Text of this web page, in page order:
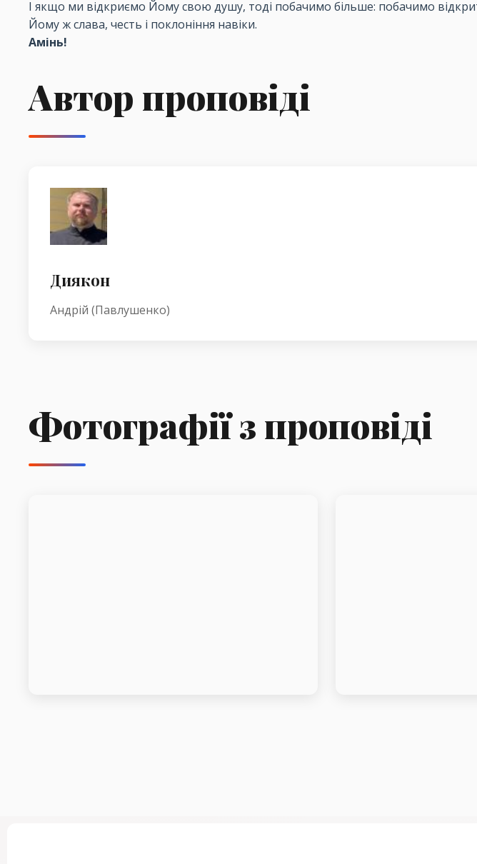
І якщо ми відкриємо Йому свою душу, тоді побачимо більше: побачимо
Йому ж слава, честь і поклоніння навіки.
Амінь!
Автор проповіді
Диякон
Андрій (Павлушенко)
Фотографії з проповіді